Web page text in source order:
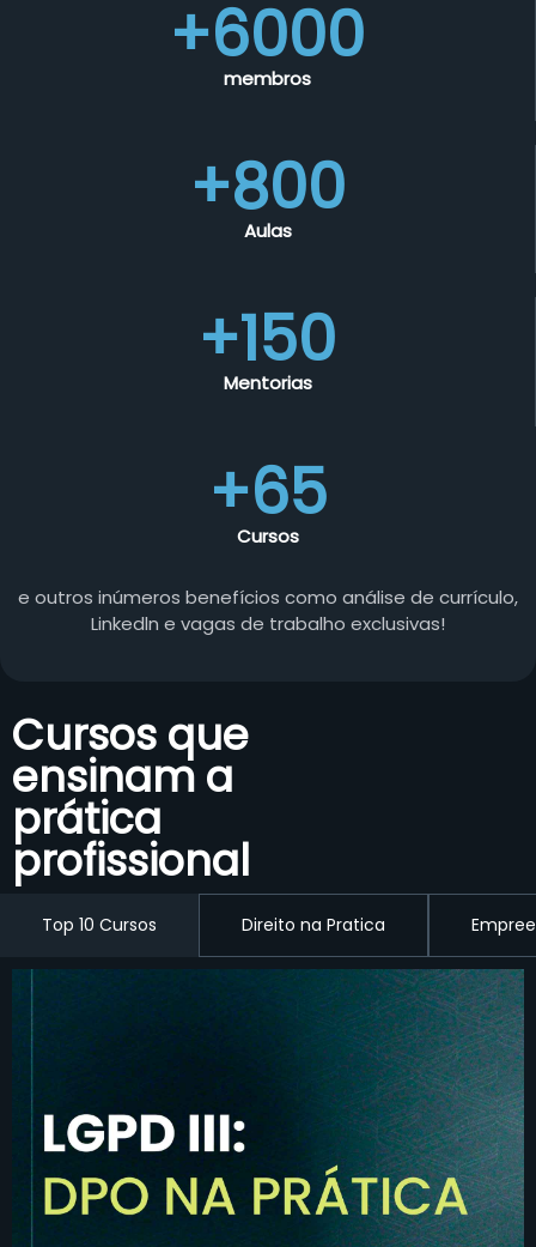
+6000
membros
+800
Aulas
+150
Mentorias
+65
Cursos
e outros inúmeros benefícios como análise de currículo,
Linkedln e vagas de trabalho exclusivas!
Cursos que
ensinam a
prática
profissional
Top 10 Cursos Direito na Pratica